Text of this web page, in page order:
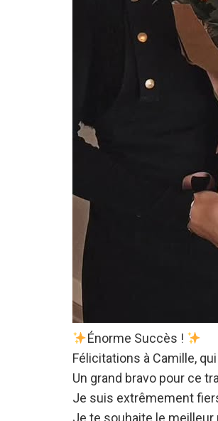
Énorme Succès !
​Félicitations à Camille,
​Un grand bravo pour ce
Je suis extrêmement
​Je te souhaite le meilleur